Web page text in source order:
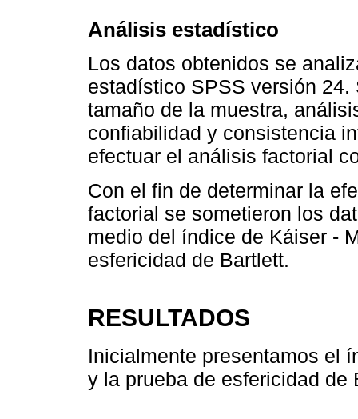
Análisis estadístico
Los datos obtenidos se
estadístico SPSS versión
tamaño de la muestra,
confiabilidad y consistencia
efectuar el análisis factorial
Con el fin de determinar la
factorial se sometieron los
medio del índice de Káiser -
esfericidad de Bartlett.
RESULTADOS
Inicialmente presentamos el
y la prueba de esfericidad de